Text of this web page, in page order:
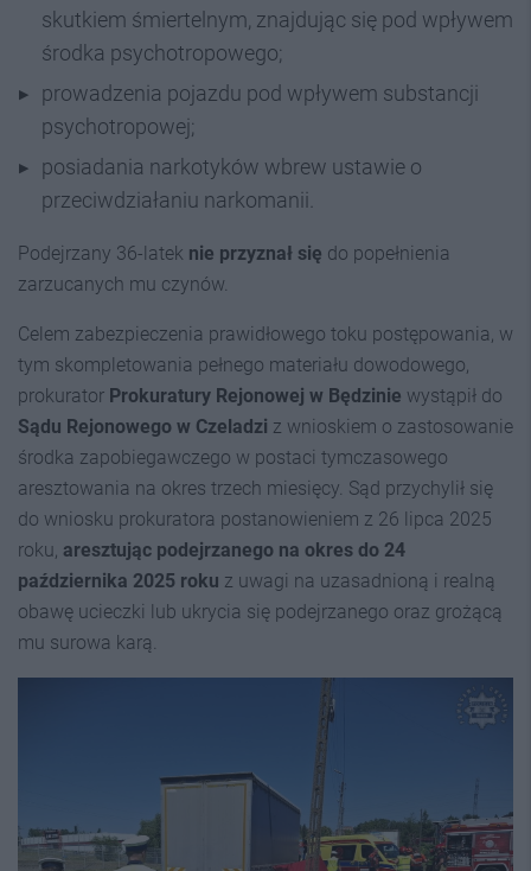
skutkiem śmiertelnym, znajdując się pod wpływem
środka psychotropowego;
prowadzenia pojazdu pod wpływem substancji
psychotropowej;
posiadania narkotyków wbrew ustawie o
przeciwdziałaniu narkomanii.
Podejrzany 36-latek nie przyznał się do popełnienia
zarzucanych mu czynów.
Celem zabezpieczenia prawidłowego toku postępowania, w
tym skompletowania pełnego materiału dowodowego,
prokurator Prokuratury Rejonowej w Będzinie wystąpił do
Sądu Rejonowego w Czeladzi z wnioskiem o zastosowanie
środka zapobiegawczego w postaci tymczasowego
aresztowania na okres trzech miesięcy. Sąd przychylił się
do wniosku prokuratora postanowieniem z 26 lipca 2025
roku, aresztując podejrzanego na okres do 24
października 2025 roku z uwagi na uzasadnioną i realną
obawę ucieczki lub ukrycia się podejrzanego oraz grożącą
mu surowa karą.